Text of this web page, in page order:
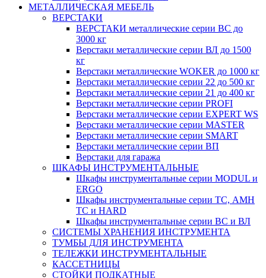
МЕТАЛЛИЧЕСКАЯ МЕБЕЛЬ
ВЕРСТАКИ
ВЕРСТАКИ металлические серии ВС до
3000 кг
Верстаки металлические серии ВЛ до 1500
кг
Верстаки металлические WOKER до 1000 кг
Верстаки металлические серии 22 до 500 кг
Верстаки металлические серии 21 до 400 кг
Верстаки металлические серии PROFI
Верстаки металлические серии EXPERT WS
Верстаки металлические серии MASTER
Верстаки металлические серии SMART
Верстаки металлические серии ВП
Верстаки для гаража
ШКАФЫ ИНСТРУМЕНТАЛЬНЫЕ
Шкафы инструментальные серии MODUL и
ERGO
Шкафы инструментальные серии ТС, АМН
ТС и HARD
Шкафы инструментальные серии ВС и ВЛ
СИСТЕМЫ ХРАНЕНИЯ ИНСТРУМЕНТА
ТУМБЫ ДЛЯ ИНСТРУМЕНТА
ТЕЛЕЖКИ ИНСТРУМЕНТАЛЬНЫЕ
КАССЕТНИЦЫ
СТОЙКИ ПОДКАТНЫЕ